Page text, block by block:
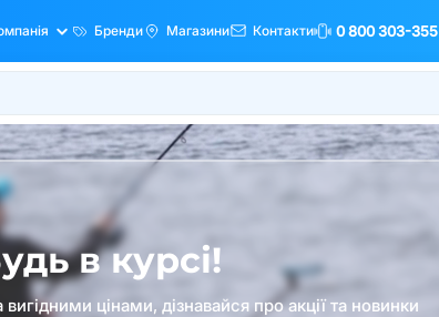
Бренди Магазини Контакти 0 800 303-355
в курсі!
цінами, дізнавайся про акції та новинки